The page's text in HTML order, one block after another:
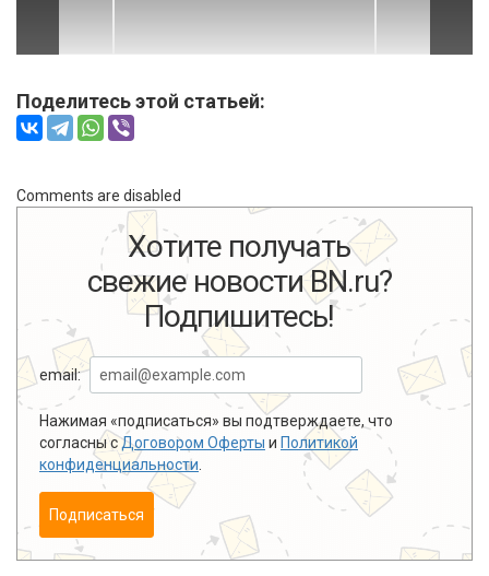
Поделитесь этой статьей:
Comments are disabled
Хотите получать
свежие новости BN.ru?
Подпишитесь!
email:
Нажимая «подписаться» вы подтверждаете, что
согласны сДоговором Оферты и Политикой
конфиденциальности
Подписаться